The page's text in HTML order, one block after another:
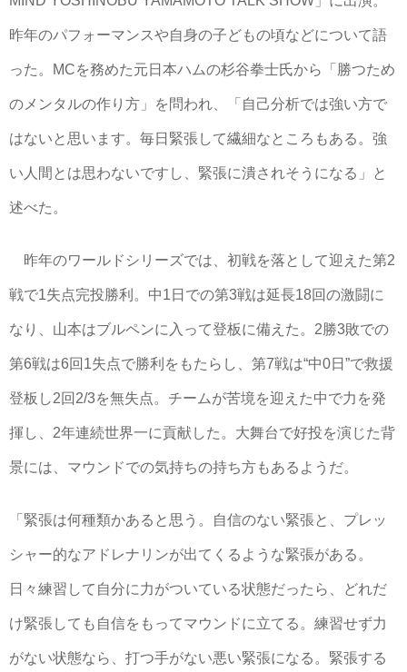
昨年のパフォーマンスや自身の子どもの頃などについて語
った。MCを務めた元日本ハムの杉谷拳士氏から「勝つため
のメンタルの作り方」を問われ、「自己分析では強い方で
はないと思います。毎日緊張して繊細なところもある。強
い人間とは思わないですし、緊張に潰されそうになる」と
述べた。
昨年のワールドシリーズでは、初戦を落として迎えた第2
戦で1失点完投勝利。中1日での第3戦は延長18回の激闘に
なり、山本はブルペンに入って登板に備えた。2勝3敗での
第6戦は6回1失点で勝利をもたらし、第7戦は“中0日”で救援
登板し2回2/3を無失点。チームが苦境を迎えた中で力を発
揮し、2年連続世界一に貢献した。大舞台で好投を演じた背
景には、マウンドでの気持ちの持ち方もあるようだ。
「緊張は何種類かあると思う。自信のない緊張と、プレッ
シャー的なアドレナリンが出てくるような緊張がある。
日々練習して自分に力がついている状態だったら、どれだ
け緊張しても自信をもってマウンドに立てる。練習せず力
がない状態なら、打つ手がない悪い緊張になる。緊張する